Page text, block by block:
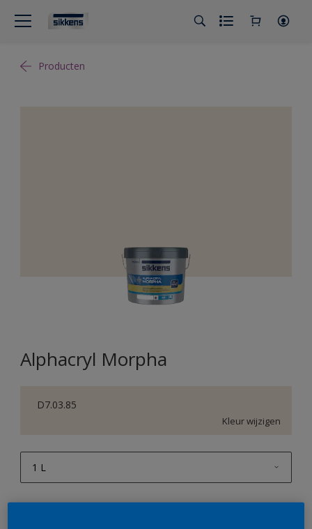
Producten
Alphacryl Morpha
D7.03.85
Kleur wijzigen
1 L
Aantal Verfcalculator